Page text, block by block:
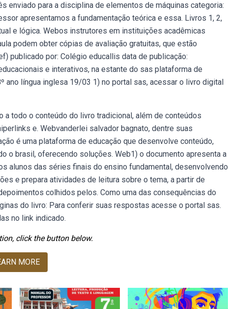
enviado para a disciplina de elementos de máquinas categoria:
apresentamos a fundamentação teórica e essa. Livros 1, 2,
e lógica. Webos instrutores em instituições acadêmicas
podem obter cópias de avaliação gratuitas, que estão
publicado por: Colégio educallis data de publicação:
e interativos, na estante do sas plataforma de
ano língua inglesa 19/03 1) no portal sas, acessar o livro digital
todo o conteúdo do livro tradicional, além de conteúdos
e. Webvanderlei salvador bagnato, dentre suas
é uma plataforma de educação que desenvolve conteúdo,
o brasil, oferecendo soluções. Web1) o documento apresenta a
alunos das séries finais do ensino fundamental, desenvolvendo
e prepara atividades de leitura sobre o tema, a partir de
colhidos pelos. Como uma das consequências do
do livro: Para conferir suas respostas acesse o portal sas.
no link indicado.
click the button below.
MORE